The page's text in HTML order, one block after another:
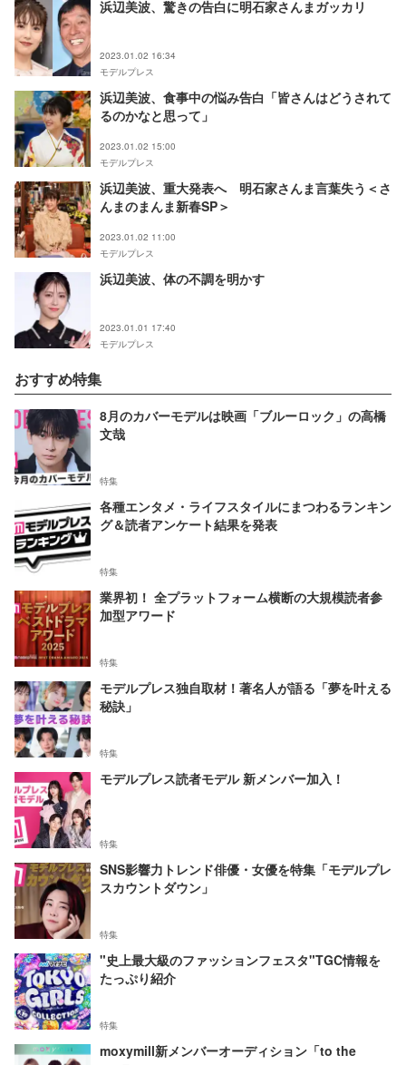
浜辺美波、驚きの告白に明石家さんまガッカリ
2023.01.02 16:34
モデルプレス
浜辺美波、食事中の悩み告白「皆さんはどうされて
るのかなと思って」
2023.01.02 15:00
モデルプレス
浜辺美波、重大発表へ 明石家さんま言葉失う＜さ
んまのまんま新春SP＞
2023.01.02 11:00
モデルプレス
浜辺美波、体の不調を明かす
2023.01.01 17:40
モデルプレス
おすすめ特集
8月のカバーモデルは映画「ブルーロック」の高橋
文哉
特集
各種エンタメ・ライフスタイルにまつわるランキン
グ＆読者アンケート結果を発表
特集
業界初！ 全プラットフォーム横断の大規模読者参
加型アワード
特集
モデルプレス独自取材！著名人が語る「夢を叶える
秘訣」
特集
モデルプレス読者モデル 新メンバー加入！
特集
SNS影響力トレンド俳優・女優を特集「モデルプレ
スカウントダウン」
特集
"史上最大級のファッションフェスタ"TGC情報を
たっぷり紹介
特集
moxymill新メンバーオーディション「to the